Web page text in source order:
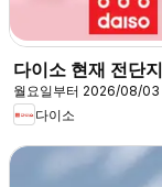
다이소 현재 전단지
월요일부터 2026/08/03
다이소